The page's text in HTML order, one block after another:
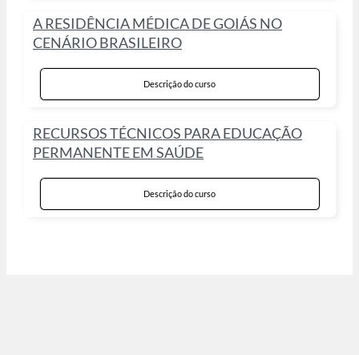
A RESIDÊNCIA MÉDICA DE GOIÁS NO
CENÁRIO BRASILEIRO
Descrição do curso
RECURSOS TÉCNICOS PARA EDUCAÇÃO
PERMANENTE EM SAÚDE
Descrição do curso